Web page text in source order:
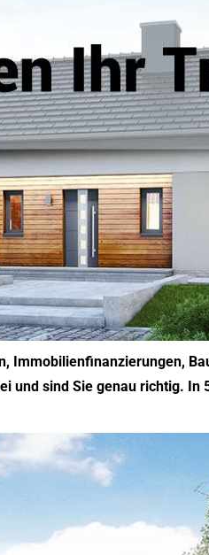
Immobilienfinanzierungen,
und sind Sie genau richtig. In